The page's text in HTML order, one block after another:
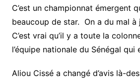
C’est un championnat émergent
beaucoup de star. On a du mal à
C’est vrai qu’il y a toute la
l’équipe nationale du Sénégal qui
Aliou Cissé a changé d’avis là-